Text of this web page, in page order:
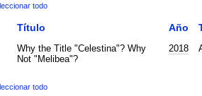
todo
Título Año
Why the Title "Celestina"? Why
Not "Melibea"?
2018
todo